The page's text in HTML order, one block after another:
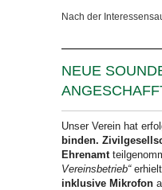
Nach der
NEUE
Unser Verein hat
binden.
Ehrenamt
Vereinsbetrieb“
inklusive Mikrofon